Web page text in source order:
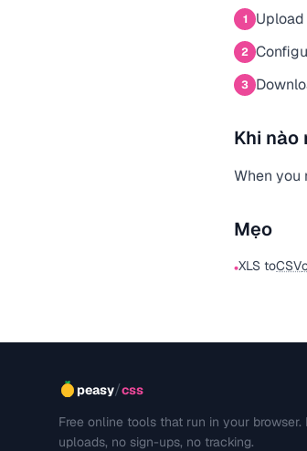
1
2
3
Khi nào
When you
Mẹo
•XLS toCSV
peasy/css
Free online tools that run in your browser.
uploads, no sign-ups, no tracking.